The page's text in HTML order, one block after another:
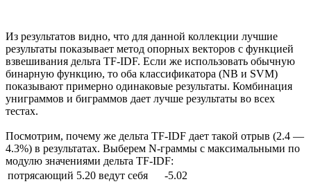
Из результатов видно, что для данной коллекции лучшие
результаты показывает метод опорных векторов с функцией
взвешивания дельта TF-IDF. Если же использовать обычную
бинарную функцию, то оба классификатора (NB и SVM)
показывают примерно одинаковые результаты. Комбинация
униграммов и биграммов дает лучше результаты во всех
тестах.
Посмотрим, почему же дельта TF-IDF дает такой отрыв (2.4 —
4.3%) в результатах. Выберем N-граммы с максимальными по
модулю значениями дельта TF-IDF:
потрясающий 5.20 ведут себя
-5.02